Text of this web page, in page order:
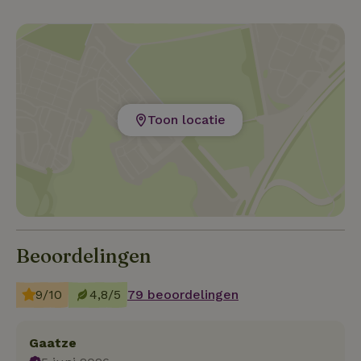
Toon locatie
Beoordelingen
9/10 4,8/5 79 beoordelingen
Gaatze